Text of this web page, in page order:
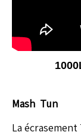
Mash Tun
La